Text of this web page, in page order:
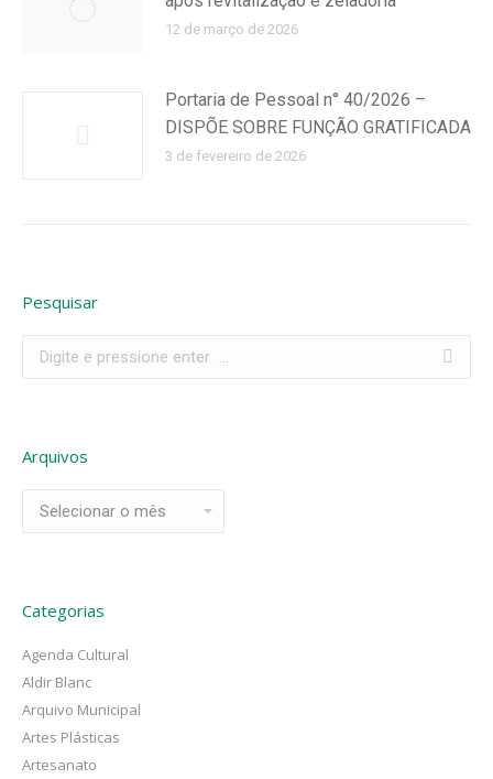
12 de março de 2026
Portaria de Pessoal n° 40/2026 –
DISPÕE SOBRE FUNÇÃO GRATIFICADA
3 de fevereiro de 2026
Pesquisar
Arquivos
Categorias
Agenda Cultural
Aldir Blanc
Arquivo Municipal
Artes Plásticas
Artesanato